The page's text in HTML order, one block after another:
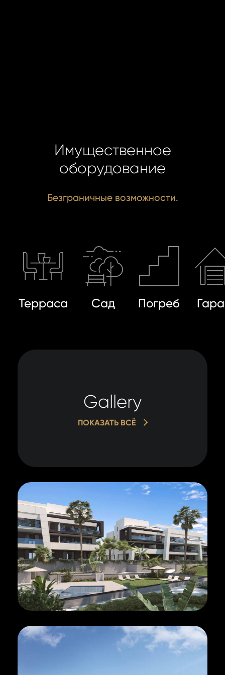
Имущественное
оборудование
Безграничные возможности.
Терраса Сад Погреб
Gallery
ПОКАЗАТЬ ВСЁ